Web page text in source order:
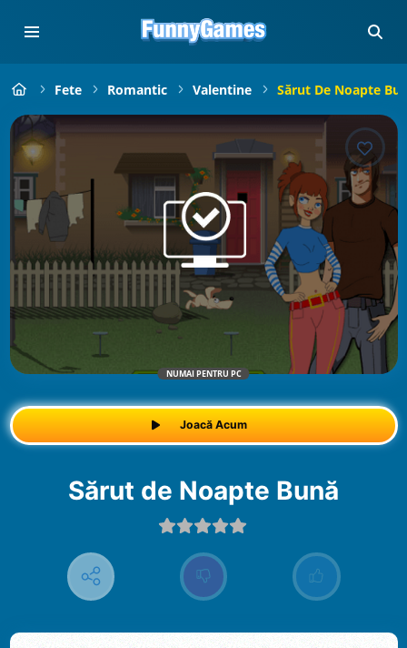
Fete Romantic Valentine Sărut De Noapte
NUMAI PENTRU PC
Joacă Acum
Sărut de Noapte Bună